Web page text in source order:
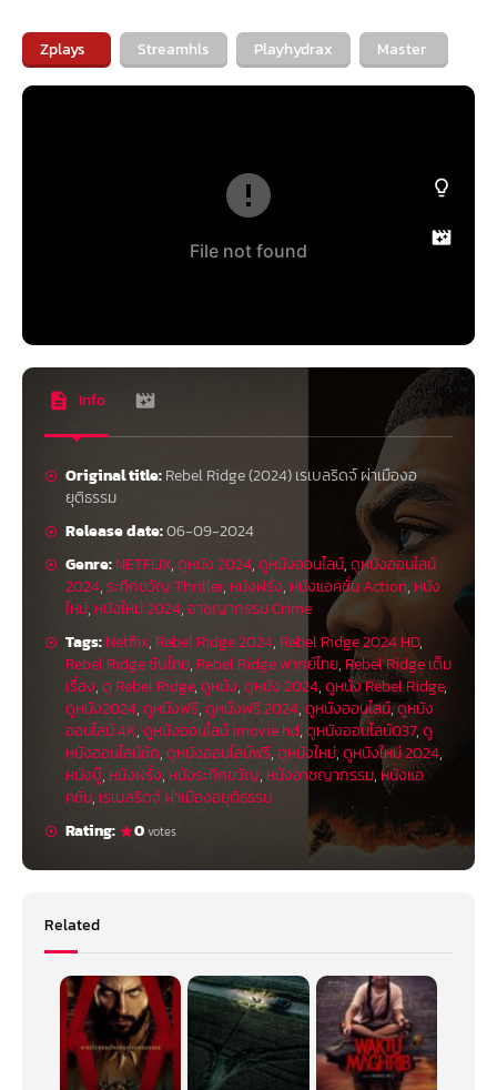
Zplays Streamhls Playhydrax Master
Info
Original title:Rebel Ridge (2024) เรเบลริดจ์ ผ่าเมืองอ
ยุติธรรม
Release date:06-09-2024
Genre:NETFLIX,ดูหนัง 2024,ดูหนังออนไลน์,ดูหนังออนไลน์
2024,ระทึกขวัญ Thriller, หนังฝรั่ง, หนังแอคชั่น Action, หนัง
ใหม่, หนังใหม่ 2024,อาชญากรรม Crime
Tags:Netflix, Rebel Ridge 2024, Rebel Ridge 2024 HD,
Rebel Ridge ซับไทย, Rebel Ridge พากย์ไทย, Rebel Ridge เต็ม
เรื่อง,ดู Rebel Ridge,ดูหนัง,ดูหนัง 2024,ดูหนัง Rebel Ridge,
ดูหนัง2024,ดูหนังฟรี,ดูหนังฟรี 2024,ดูหนังออนไลน์,ดูหนัง
ออนไลน์ 4K,ดูหนังออนไลน์ imovie hd,ดูหนังออนไลน์037,ดู
หนังออนไลน์ชัด,ดูหนังออนไลน์ฟรี,ดูหนังใหม่,ดูหนังใหม่ 2024,
หนังบู๊, หนังฝรั่ง, หนังระทึกขวัญ, หนังอาชญากรรม, หนังแอ
คชั่น, เรเบลริดจ์ ผ่าเมืองอยุติธรรม
Rating:
0votes
Related